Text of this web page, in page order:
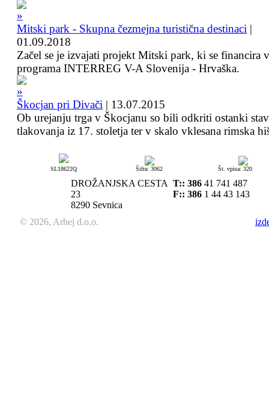
Mitski park - Skupna čezmejna turistična destinaci |
01.09.2018
Začel se je izvajati projekt Mitski park, ki se financira
programa INTERREG V-A Slovenija - Hrvaška.
Škocjan pri Divači | 13.07.2015
Ob urejanju trga v Škocjanu so bili odkriti ostanki
tlakovanja iz 17. stoletja ter v skalo vklesana rimska
SL18622Q Šifra: 3062 Št. vpisa: 320
DROŽANJSKA CESTA
23
8290 Sevnica
T:: 386 41 741 487
F:: 386 1 44 43 143
© 2026, Arhej d.o.o.